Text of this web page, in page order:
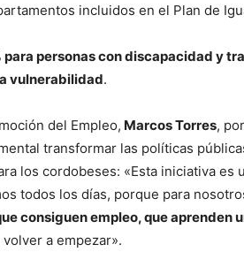
incluidos en el Plan de
para personas con discapacidad y
vulnerabilidad.
del Empleo, Marcos Torres,
transformar las políticas
los cordobeses: «Esta iniciativa es
todos los días, porque para
consiguen empleo, que aprenden
volver a empezar».